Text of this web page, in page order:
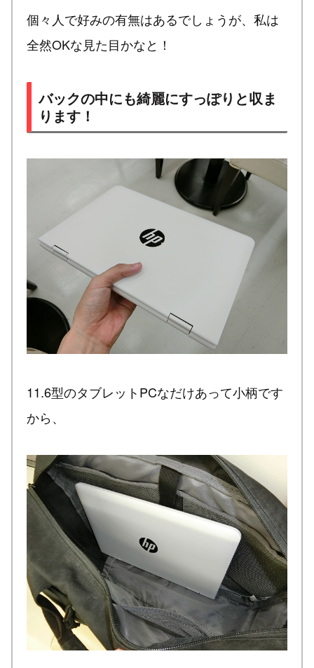
個々人で好みの有無はあるでしょうが、私は
全然OKな見た目かなと！
バックの中にも綺麗にすっぽりと収ま
ります！
11.6型のタブレットPCなだけあって小柄です
から、